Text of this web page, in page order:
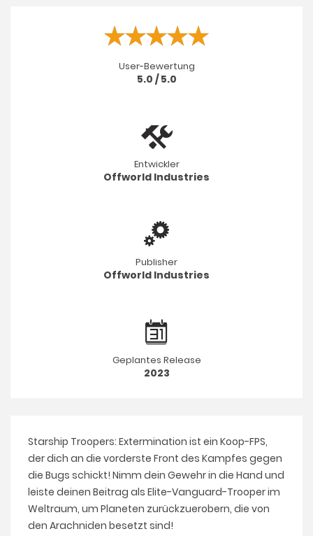
User-Bewertung
5.0 / 5.0
Entwickler
Offworld Industries
Publisher
Offworld Industries
Geplantes Release
2023
Starship Troopers: Extermination ist ein Koop-FPS,
der dich an die vorderste Front des Kampfes gegen
die Bugs schickt! Nimm dein Gewehr in die Hand und
leiste deinen Beitrag als Elite-Vanguard-Trooper im
Weltraum, um Planeten zurückzuerobern, die von
den Arachniden besetzt sind!